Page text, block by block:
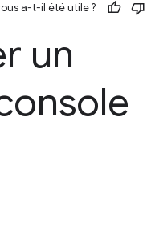
a-t-il été utile ?
un